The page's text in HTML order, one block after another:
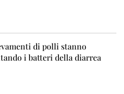
di polli stanno
i batteri della diarrea